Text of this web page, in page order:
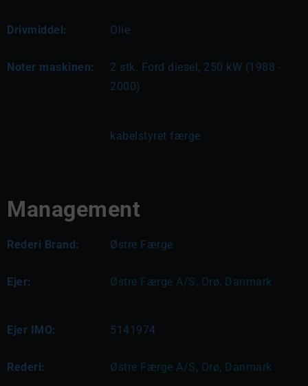
Drivmiddel: Olie
Noter maskinen:
2 stk. Ford diesel, 250 kW (1988 -
2000)
kabelstyret færge
Management
Rederi Brand: Østre Færge
Ejer: Østre Færge A/S, Orø, Danmark
Ejer IMO: 5141974
Rederi: Østre Færge A/S, Orø, Danmark